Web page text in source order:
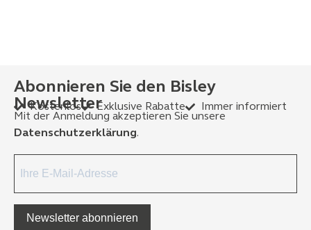
Abonnieren Sie den Bisley
Newsletter
Kostenlos Exklusive Rabatte
Immer informiert
Mit der Anmeldung akzeptieren Sie unsere
Datenschutzerklärung.
Newsletter abonnieren